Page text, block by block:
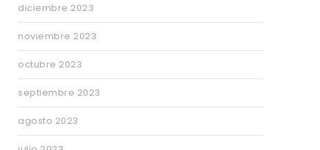
diciembre 2023
noviembre 2023
octubre 2023
septiembre 2023
agosto 2023